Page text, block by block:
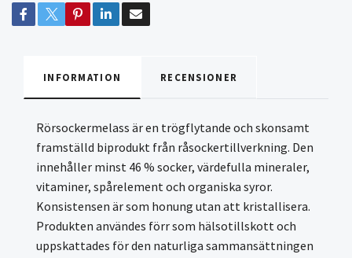
INFORMATION RECENSIONER
Rörsockermelass är en trögflytande och skonsamt
framställd biprodukt från råsockertillverkning. Den
innehåller minst 46 % socker, värdefulla mineraler,
vitaminer, spårelement och organiska syror.
Konsistensen är som honung utan att kristallisera.
Produkten användes förr som hälsotillskott och
uppskattades för den naturliga sammansättningen